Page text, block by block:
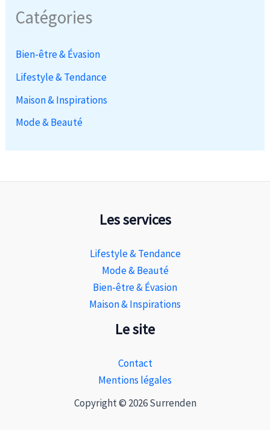
Catégories
Bien-être & Évasion
Lifestyle & Tendance
Maison & Inspirations
Mode & Beauté
Les services
Lifestyle & Tendance
Mode & Beauté
Bien-être & Évasion
Maison & Inspirations
Le site
Contact
Mentions légales
Copyright © 2026 Surrenden